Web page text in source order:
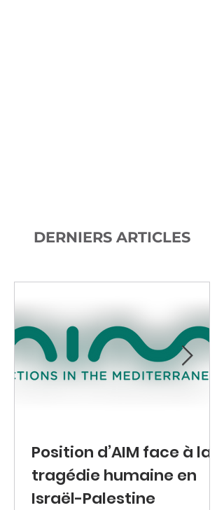
DERNIERS ARTICLES
Position d’AIM face à la
tragédie humaine en
Israël-Palestine